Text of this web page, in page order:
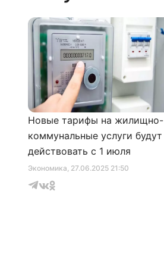
Экономика, 27.06.2025 21:50
Новые тарифы на жилищно-
коммунальные услуги будут
действовать с 1 июля